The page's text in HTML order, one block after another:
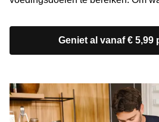
Geniet al vanaf € 5,99